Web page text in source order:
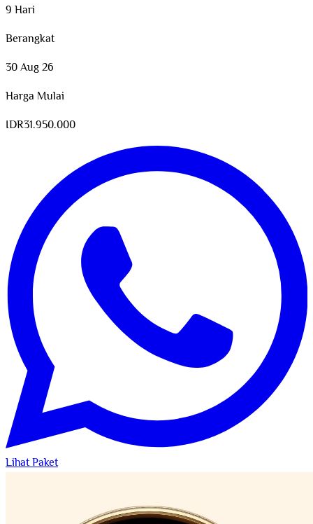
9 Hari
Berangkat
30 Aug 26
Harga Mulai
IDR31.950.000
Lihat Paket